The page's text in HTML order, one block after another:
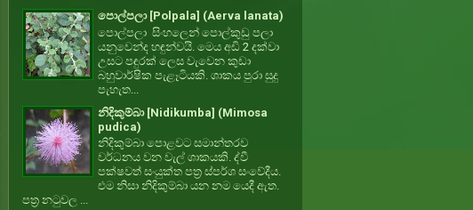
පොල්පලා [Polpala] (Aerva lanata)
පොල්පලා සිංහලෙන් පොල්කුඩු පලා
යනුවෙන්ද හඳුන්වයි. මෙය අඩි 2 දක්වා
උසට පඳුරක් ලෙස වැවෙන කුඩා
බහුවාර්ෂික පැළෑටියකි. ශාකය පුරා සුදු
පැහැත...
නිදිකුම්බා [Nidikumba] (Mimosa
pudica)
නිදිකුම්බා පොළවට සමාන්තරව
වර්ධනය වන වැල් ශාකයකි. ද්වී
පක්ෂවත් සංයුක්ත පත්‍ර ස්පර්ශ සංවේදීය.
එම නිසා නිදිකුම්බා යන නම යෙදී ඇත.
පත්‍ර නටුවල ...